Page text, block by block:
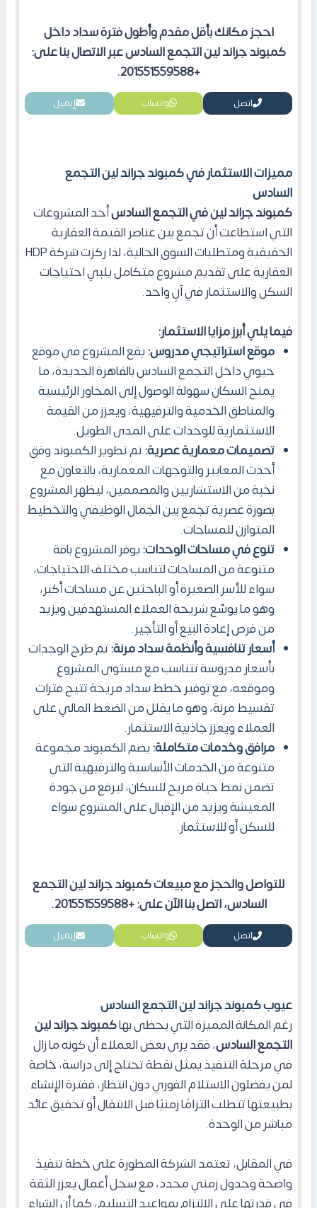
احجز مكانك بأقل مقدم وأطول فترة سداد داخل
كمبوند جراند لين التجمع السادس عبر الاتصال بنا على:
+201551559588.
اتصل واتساب إيميل
مميزات الاستثمار في كمبوند جراند لين التجمع
السادس
كمبوند جراند لين في التجمع السادسأحد المشروعات
التي استطاعت أن تجمع بين عناصر القيمة العقارية
الحقيقية ومتطلبات السوق الحالية، لذا ركزت شركة HDP
العقارية على تقديم مشروع متكامل يلبي احتياجات
السكن والاستثمار في آنٍ واحد.
فيما يلي أبرز مزايا الاستثمار:
موقع استراتيجي مدروس:يقع المشروع في موقع
حيوي داخل التجمع السادس بالقاهرة الجديدة، ما
يمنح السكان سهولة الوصول إلى المحاور الرئيسية
والمناطق الخدمية والترفيهية، ويعزز من القيمة
الاستثمارية للوحدات على المدى الطويل.
تصميمات معمارية عصرية:تم تطوير الكمبوند وفق
أحدث المعايير والتوجهات المعمارية، بالتعاون مع
نخبة من الاستشاريين والمصممين، ليظهر المشروع
بصورة عصرية تجمع بين الجمال الوظيفي والتخطيط
المتوازن للمساحات.
تنوع في مساحات الوحدات:يوفر المشروع باقة
متنوعة من المساحات لتناسب مختلف الاحتياجات،
سواء للأسر الصغيرة أو الباحثين عن مساحات أكبر،
وهو ما يوسّع شريحة العملاء المستهدفين ويزيد
من فرص إعادة البيع أو التأجير.
أسعار تنافسية وأنظمة سداد مرنة:تم طرح الوحدات
بأسعار مدروسة تتناسب مع مستوى المشروع
وموقعه، مع توفير خطط سداد مريحة تتيح فترات
تقسيط مرنة، وهو ما يقلل من الضغط المالي على
العملاء ويعزز جاذبية الاستثمار.
مرافق وخدمات متكاملة:يضم الكمبوند مجموعة
متنوعة من الخدمات الأساسية والترفيهية التي
تضمن نمط حياة مريح للسكان، ليرفع من جودة
المعيشة ويزيد من الإقبال على المشروع سواء
للسكن أو للاستثمار.
للتواصل والحجز مع مبيعات كمبوند جراند لين التجمع
السادس، اتصل بنا الآن على: +201551559588.
اتصل واتساب إيميل
عيوب كمبوند جراند لين التجمع السادس
رغم المكانة المميزة التي يحظى بهاكمبوند جراند لين
التجمع السادس، فقد يرى بعض العملاء أن كونه ما زال
في مرحلة التنفيذ يمثل نقطة تحتاج إلى دراسة، خاصة
لمن يفضلون الاستلام الفوري دون انتظار، ففترة الإنشاء
بطبيعتها تتطلب التزامًا زمنيًا قبل الانتقال أو تحقيق عائد
مباشر من الوحدة.
في المقابل، تعتمد الشركة المطورة على خطة تنفيذ
واضحة وجدول زمني محدد، مع سجل أعمال يعزز الثقة
في قدرتها على الالتزام بمواعيد التسليم، كما أن الشراء